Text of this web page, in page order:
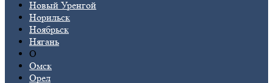
Новый Уренгой
Норильск
Ноябрьск
Нягань
О
Омск
Орел